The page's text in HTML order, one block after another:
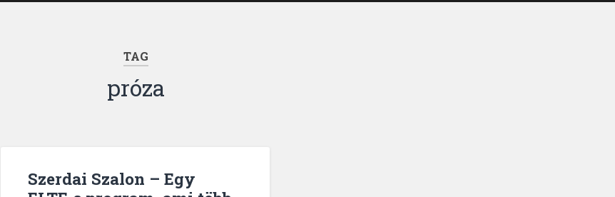
TAG
próza
Szerdai Szalon – Egy